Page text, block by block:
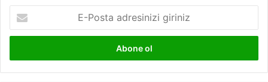
Posta
adresinizi